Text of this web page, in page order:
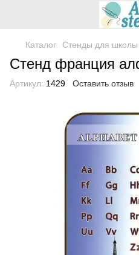
Каталог Стенды для школы
Cтенд франция
Артикул: 1429 Оставить отзыв